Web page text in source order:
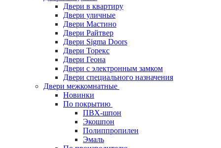
Двери в квартиру
Двери уличные
Двери Мастино
Двери Райтвер
Двери Sigma Doors
Двери Торекс
Двери Геона
Двери с электронным замком
Двери специального назначения
Двери межкомнатные
Новинки
По покрытию
ПВХ-шпон
Экошпон
Полиппропилен
Эмаль